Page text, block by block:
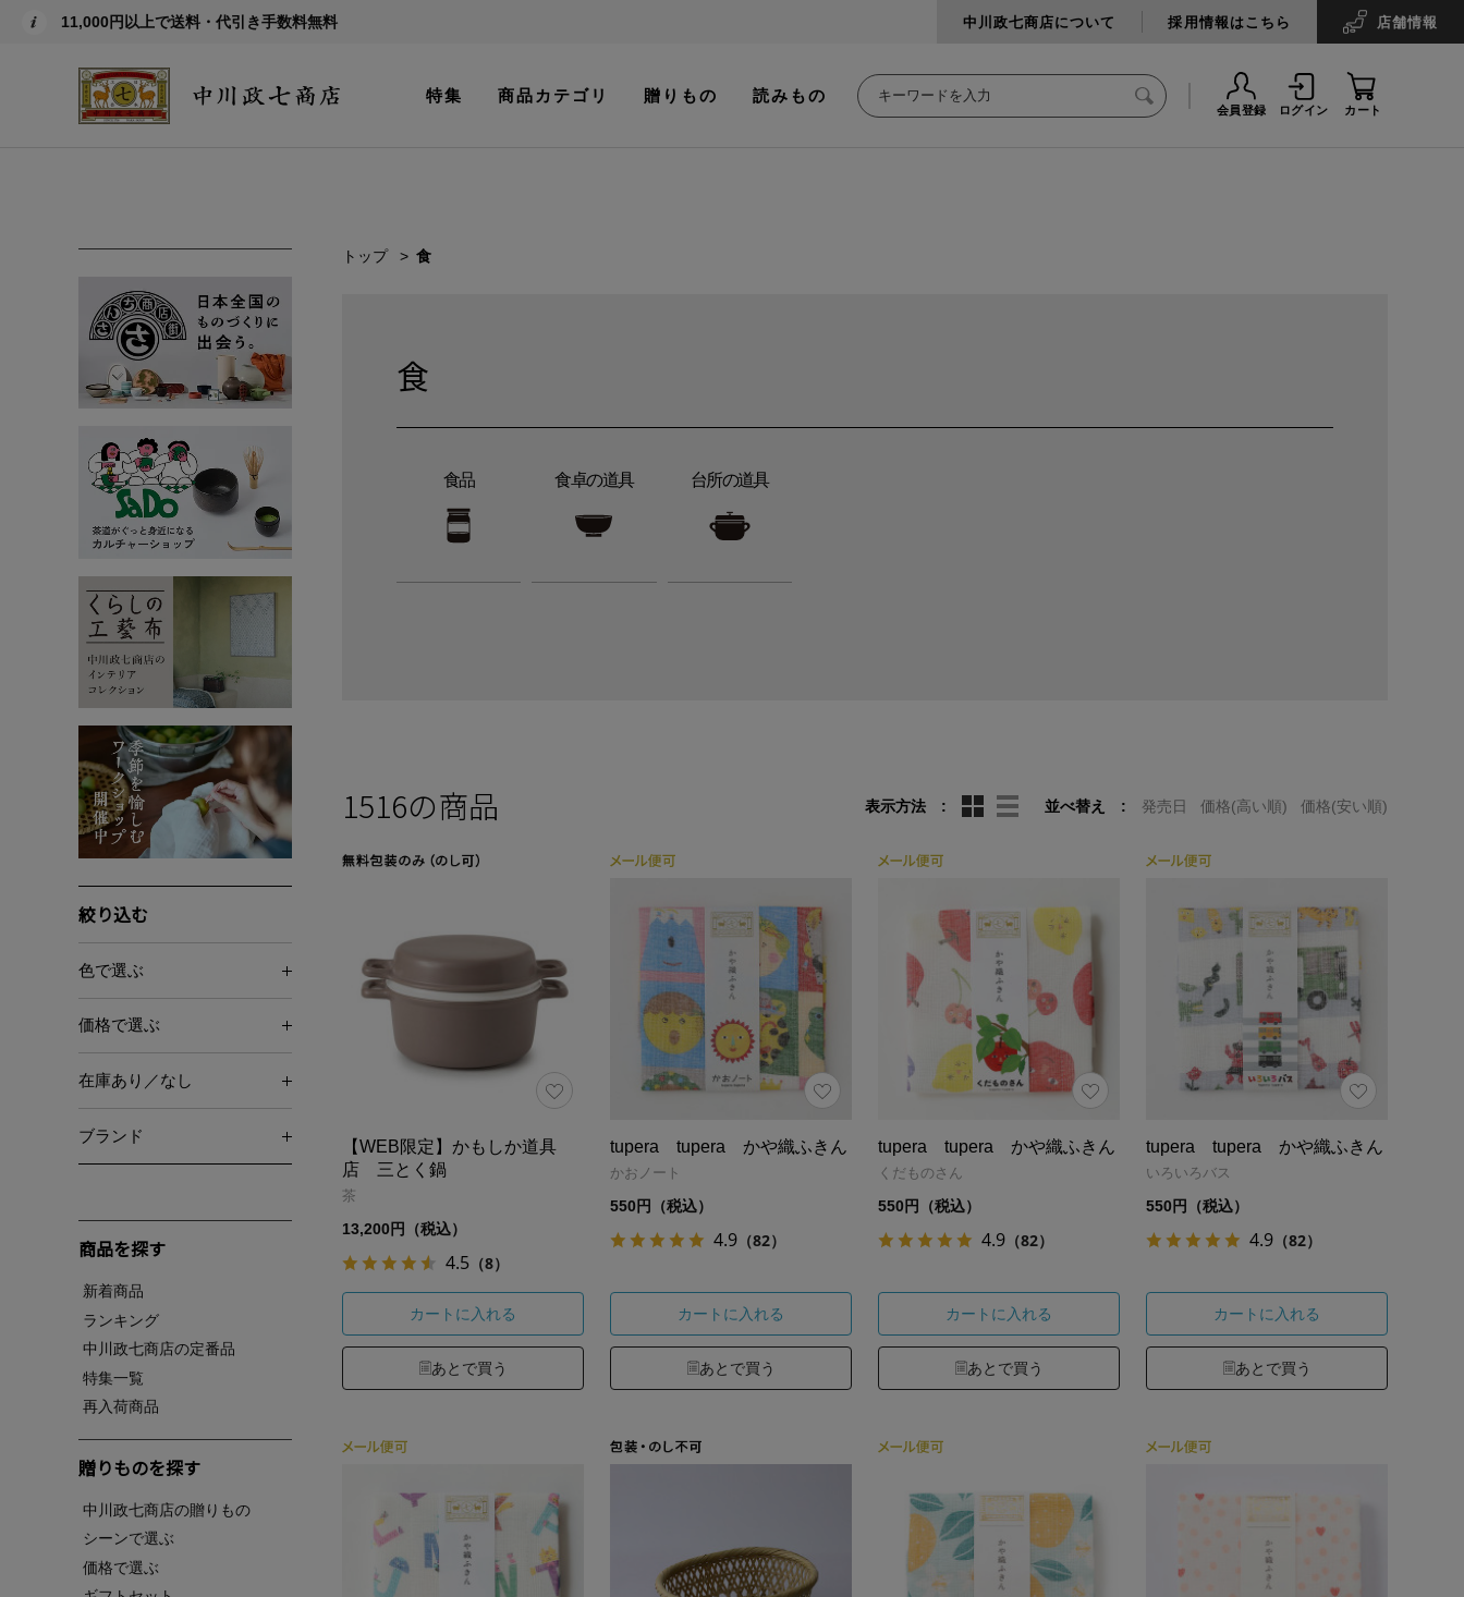
11,000円以上で送料・代引き手数料無料 中川政七商店について 採用情報はこちら 店舗情報
特集 商品カテゴリ 贈りもの 読みもの
会員登録 ログイン カート
絞り込む
色で選ぶ
価格で選ぶ
在庫あり／なし
ブランド
商品を探す
新着商品
ランキング
中川政七商店の定番品
特集一覧
再入荷商品
贈りものを探す
中川政七商店の贈りもの
シーンで選ぶ
価格で選ぶ
トップ 食
食
食品 食卓の道具 台所の道具
1516の商品 表示方法 並べ替え 発売日 価格(高い順) 価格(安い順)
【WEB限定】かもしか道具
店 三とく鍋
茶
13,200円（税込）
4.5 （8）
カートに入れる
あとで買う
tupera tupera かや織ふきん
かおノート
550円（税込）
4.9 （82）
カートに入れる
あとで買う
tupera tupera かや織ふきん
くだものさん
550円（税込）
4.9 （82）
カートに入れる
あとで買う
tupera tupera かや織ふきん
いろいろバス
550円（税込）
4.9 （82）
カートに入れる
あとで買う